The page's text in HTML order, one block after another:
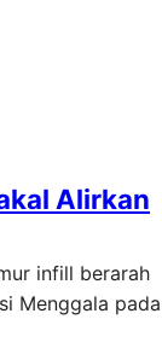
Alirkan
infill berarah
Menggala pada